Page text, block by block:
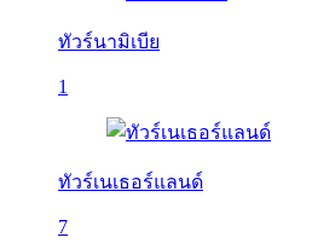
ทัวร์นามิเบีย
1
ทัวร์เนเธอร์แลนด์
7